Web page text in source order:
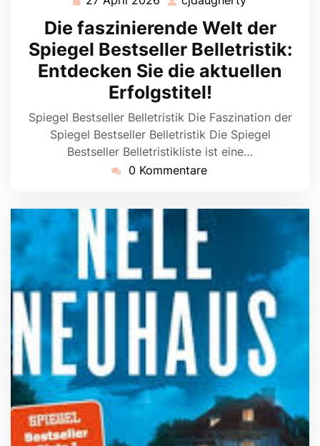
April
2026
Die faszinierende Welt der
Spiegel Bestseller Belletristik:
Entdecken Sie die aktuellen
Erfolgstitel!
Spiegel Bestseller Belletristik Die Faszination der
Spiegel Bestseller Belletristik Die Spiegel
Bestseller Belletristikliste ist eine…
0 Kommentare